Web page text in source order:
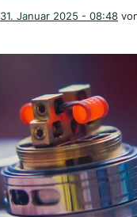
31. Januar 2025 - 08:48